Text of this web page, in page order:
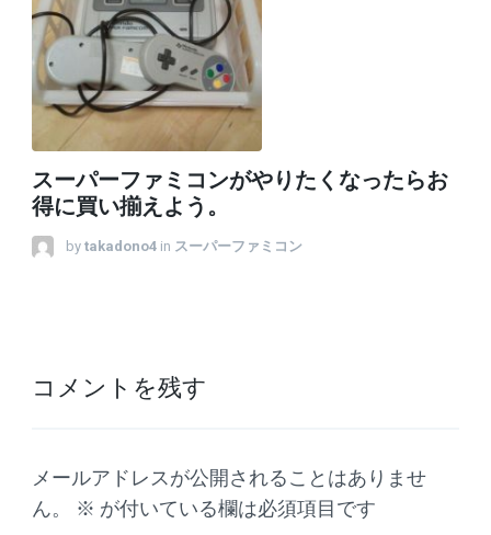
スーパーファミコンがやりたくなったらお
得に買い揃えよう。
by takadono4 in スーパーファミコン
コメントを残す
メールアドレスが公開されることはありませ
ん。
※ が付いている欄は必須項目です